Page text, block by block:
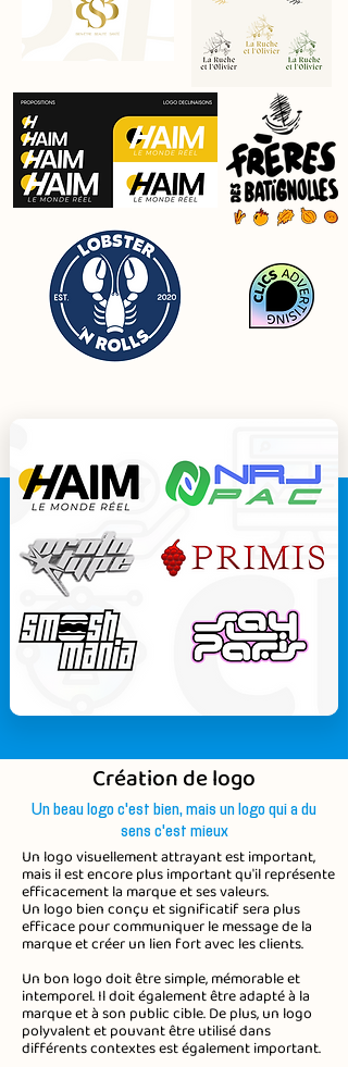
Création de logo
Un beau logo c'est bien, mais un logo qui a du
sens c'est mieux
Un logo visuellement attrayant est important,
mais il est encore plus important qu'il représente
efficacement la marque et ses valeurs.
Un logo bien conçu et significatif sera plus
efficace pour communiquer le message de la
marque et créer un lien fort avec les clients.
Un bon logo doit être simple, mémorable et
intemporel. Il doit également être adapté à la
marque et à son public cible. De plus, un logo
polyvalent et pouvant être utilisé dans
différents contextes est également important.